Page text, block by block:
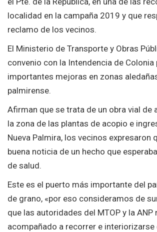
localidad en la campaña 2019 y que
reclamo de los vecinos.
El Ministerio de Transporte y Obras
convenio con la Intendencia de Colonia
importantes mejoras en zonas
palmirense.
Afirman que se trata de un obra vial de
la zona de las plantas de acopio e
Nueva Palmira, los vecinos expresaron
buena noticia de un hecho que
de salud.
Este es el puerto más importante del
de grano, «por eso consideramos de
que las autoridades del MTOP y la ANP
acompañado a recorrer e interiorizarse